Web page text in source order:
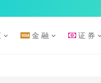
金 融 证 券